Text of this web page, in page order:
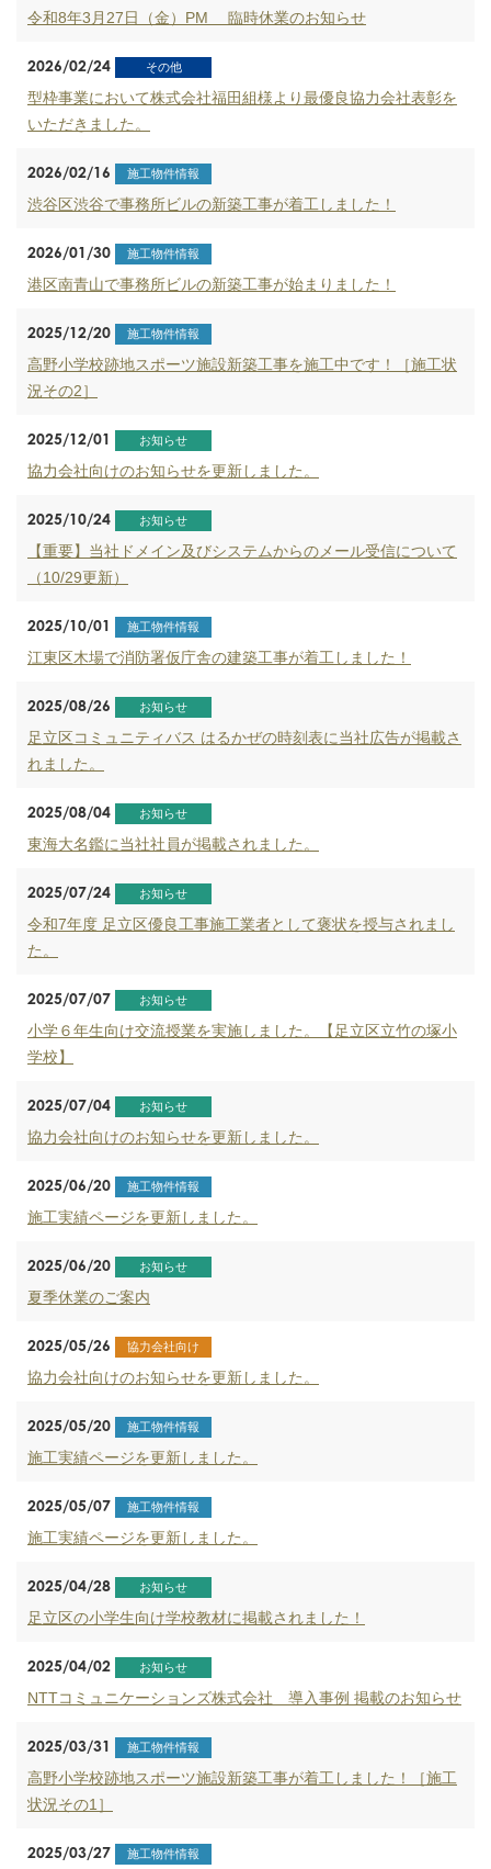
令和8年3月27日（金）PM 臨時休業のお知らせ
2026/02/24 その他
型枠事業において株式会社福田組様より最優良協力会社表彰を
いただきました。
2026/02/16 施工物件情報
渋谷区渋谷で事務所ビルの新築工事が着工しました！
2026/01/30 施工物件情報
港区南青山で事務所ビルの新築工事が始まりました！
2025/12/20 施工物件情報
高野小学校跡地スポーツ施設新築工事を施工中です！［施工状
況その2］
2025/12/01 お知らせ
協力会社向けのお知らせを更新しました。
2025/10/24 お知らせ
【重要】当社ドメイン及びシステムからのメール受信について
（10/29更新）
2025/10/01 施工物件情報
江東区木場で消防署仮庁舎の建築工事が着工しました！
2025/08/26 お知らせ
足立区コミュニティバス はるかぜの時刻表に当社広告が掲載さ
れました。
2025/08/04 お知らせ
東海大名鑑に当社社員が掲載されました。
2025/07/24 お知らせ
令和7年度 足立区優良工事施工業者として褒状を授与されまし
た。
2025/07/07 お知らせ
小学６年生向け交流授業を実施しました。【足立区立竹の塚小
学校】
2025/07/04 お知らせ
協力会社向けのお知らせを更新しました。
2025/06/20 施工物件情報
施工実績ページを更新しました。
2025/06/20 お知らせ
夏季休業のご案内
2025/05/26 協力会社向け
協力会社向けのお知らせを更新しました。
2025/05/20 施工物件情報
施工実績ページを更新しました。
2025/05/07 施工物件情報
施工実績ページを更新しました。
2025/04/28 お知らせ
足立区の小学生向け学校教材に掲載されました！
2025/04/02 お知らせ
NTTコミュニケーションズ株式会社 導入事例 掲載のお知らせ
2025/03/31 施工物件情報
高野小学校跡地スポーツ施設新築工事が着工しました！［施工
状況その1］
2025/03/27 施工物件情報